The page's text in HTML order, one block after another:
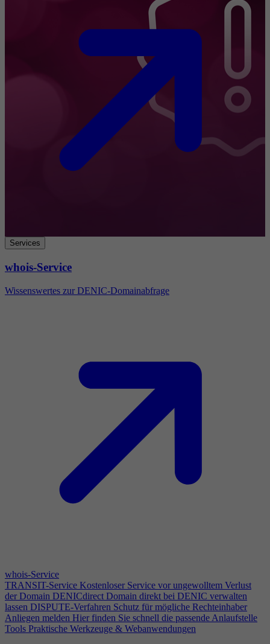
Services
whois-Service
Wissenswertes zur DENIC-Domainabfrage
whois-Service
TRANSIT-Service Kostenloser Service vor ungewolltem Verlust
der Domain DENICdirect Domain direkt bei DENIC verwalten
lassen DISPUTE-Verfahren Schutz für mögliche Rechteinhaber
Anliegen melden Hier finden Sie schnell die passende Anlaufstelle
Tools Praktische Werkzeuge & Webanwendungen